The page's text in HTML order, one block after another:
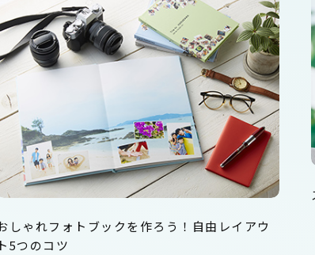
しゃれフォトブックを作ろう！自由レイアウ
ト5つのコツ